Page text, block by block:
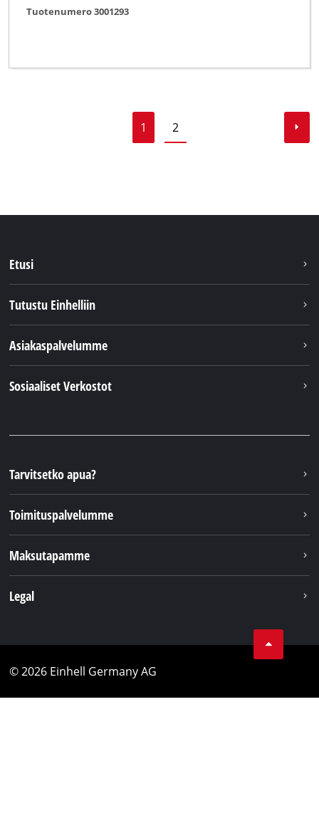
Tuotenumero 3001293
1 2
Etusi
Tutustu Einhelliin
Asiakaspalvelumme
Sosiaaliset Verkostot
Tarvitsetko apua?
Toimituspalvelumme
Maksutapamme
Legal
© 2026 Einhell Germany AG